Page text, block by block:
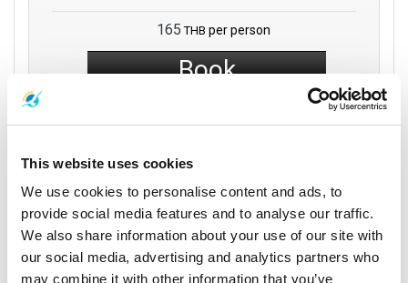
This website uses cookies
We use cookies to personalise content and ads, to
provide social media features and to analyse our traffic.
We also share information about your use of our site with
our social media, advertising and analytics partners who
may combine it with other information that you’ve
165 THB per person
Book
11:30
スラタニ
Phantip Office (Surat
1 時間
12:45
ドンサク
シートランフェリー